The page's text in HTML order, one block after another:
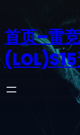
首页–雷